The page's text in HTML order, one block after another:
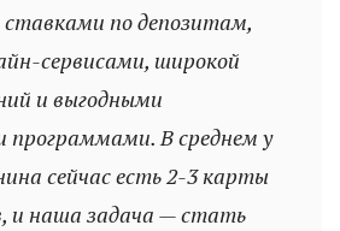
по депозитам,
сервисами, широкой
и выгодными
программами. В среднем у
сейчас есть 2-3 карты
и наша задача — стать